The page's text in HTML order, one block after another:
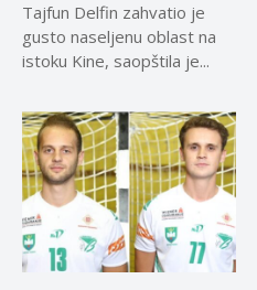
Tajfun Delfin zahvatio je
gusto naseljenu oblast na
istoku Kine, saopštila je...